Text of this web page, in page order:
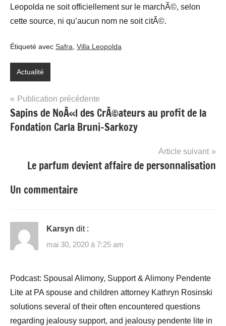
Leopolda ne soit officiellement sur le marchÃ©, selon
cette source, ni qu’aucun nom ne soit citÃ©.
Étiqueté avec Safra Villa Leopolda
Actualité
Navigation
de
l’article
Publication précédente
Sapins de NoÃ«l des CrÃ©ateurs au profit de la
Fondation Carla Bruni-Sarkozy
Article suivant
Le parfum devient affaire de personnalisation
Un commentaire
Karsyn dit :
mai 30, 2020 à 7:25 am
Podcast: Spousal Alimony, Support & Alimony Pendente
Lite at PA spouse and children attorney Kathryn Rosinski
solutions several of their often encountered questions
regarding jealousy support, and jealousy pendente lite in